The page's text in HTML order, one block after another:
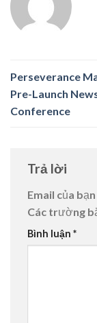
Perseverance
Pre-Launch
Conference
Trả lời
Email của
Các trường
Bình luận *